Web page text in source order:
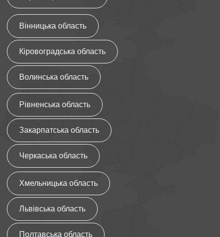
Вінницька область
Кіровоградська область
Волинська область
Рівненська область
Закарпатська область
Черкаська область
Хмельницька область
Львівська область
Полтавська область